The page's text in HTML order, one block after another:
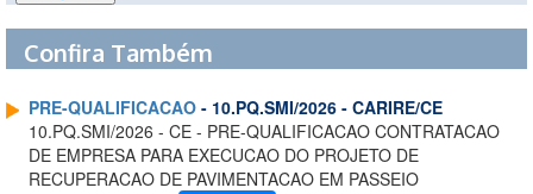
Confira Também
PRE-QUALIFICACAO - 10.PQ.SMI/2026 - CARIRE/CE
10.PQ.SMI/2026 - CE - PRE-QUALIFICACAO CONTRATACAO
DE EMPRESA PARA EXECUCAO DO PROJETO DE
RECUPERACAO DE PAVIMENTACAO EM PASSEIO